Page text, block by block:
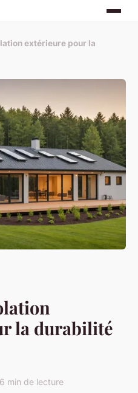
extérieure pour la
la durabilité
6 min de lecture